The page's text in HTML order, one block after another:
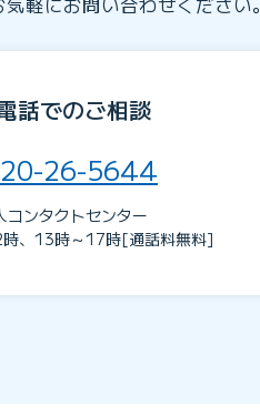
話でのご相談
26-5644
コンタクトセンター
、13時～17時[通話料無料]